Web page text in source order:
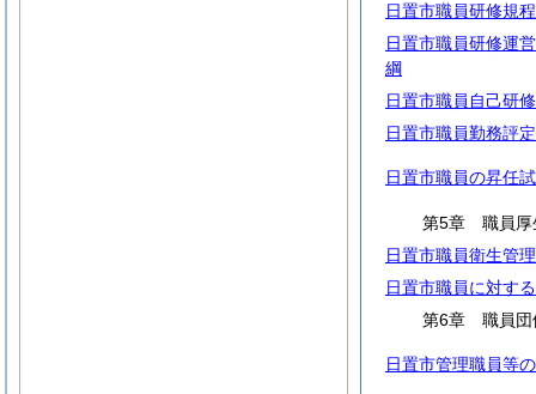
日置市職員研修規程
日置市職員研修運
綱
日置市職員自己研
日置市職員勤務評
日置市職員の昇任
第5章 職員厚
日置市職員衛生管
日置市職員に対す
第6章 職員団
日置市管理職員等